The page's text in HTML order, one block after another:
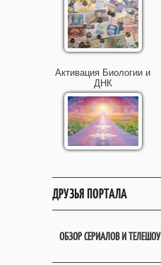
Активация Биологии и
ДНК
ДРУЗЬЯ ПОРТАЛА
ОБЗОР СЕРИАЛОВ И ТЕЛЕШОУ